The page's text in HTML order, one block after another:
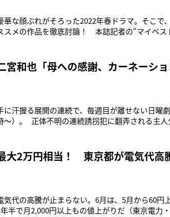
華な顔ぶれがそろった2022年春ドラマ。そこで
スメの作品を徹底討論！ 本誌記者の“マイベ
宮和也「母への感謝、カーネーショ
に汗握る展開の連続で、毎週目が離せない日曜
〜）。 正体不明の連続誘拐犯に翻弄される主
「撮影の合間に、共演者の方々とたわいもない話
大2万円相当！ 東京都が電気代高
気代の高騰が止まらない。6月は、5月から60円
半で月2,000円以上もの値上がりだ（東京電力